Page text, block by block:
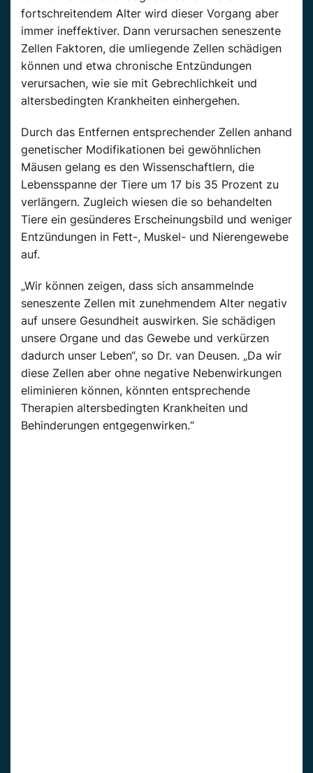
fortschreitendem Alter wird dieser Vorgang aber
immer ineffektiver. Dann verursachen seneszente
Zellen Faktoren, die umliegende Zellen schädigen
können und etwa chronische Entzündungen
verursachen, wie sie mit Gebrechlichkeit und
altersbedingten Krankheiten einhergehen.
Durch das Entfernen entsprechender Zellen anhand
genetischer Modifikationen bei gewöhnlichen
Mäusen gelang es den Wissenschaftlern, die
Lebensspanne der Tiere um 17 bis 35 Prozent zu
verlängern. Zugleich wiesen die so behandelten
Tiere ein gesünderes Erscheinungsbild und weniger
Entzündungen in Fett-, Muskel- und Nierengewebe
auf.
„Wir können zeigen, dass sich ansammelnde
seneszente Zellen mit zunehmendem Alter negativ
auf unsere Gesundheit auswirken. Sie schädigen
unsere Organe und das Gewebe und verkürzen
dadurch unser Leben“, so Dr. van Deusen. „Da wir
diese Zellen aber ohne negative Nebenwirkungen
eliminieren können, könnten entsprechende
Therapien altersbedingten Krankheiten und
Behinderungen entgegenwirken.“